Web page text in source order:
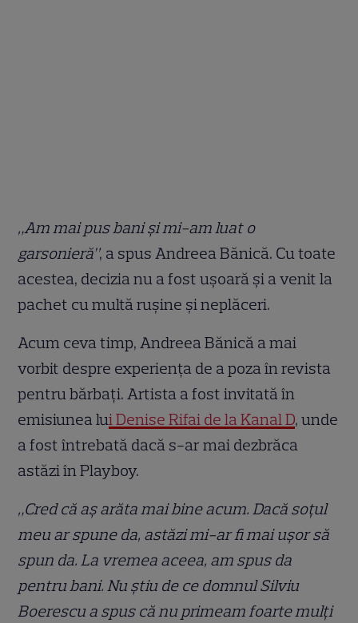
„Am mai pus bani și mi-am luat o
garsonieră”, a spus Andreea Bănică. Cu toate
acestea, decizia nu a fost ușoară și a venit la
pachet cu multă rușine și neplăceri.
Acum ceva timp, Andreea Bănică a mai
vorbit despre experiența de a poza în revista
pentru bărbați. Artista a fost invitată în
emisiunea lui Denise Rifai de la Kanal D, unde
a fost întrebată dacă s-ar mai dezbrăca
astăzi în Playboy.
„Cred că aș arăta mai bine acum. Dacă soțul
meu ar spune da, astăzi mi-ar fi mai ușor să
spun da. La vremea aceea, am spus da
pentru bani. Nu știu de ce domnul Silviu
Boerescu a spus că nu primeam foarte mulți